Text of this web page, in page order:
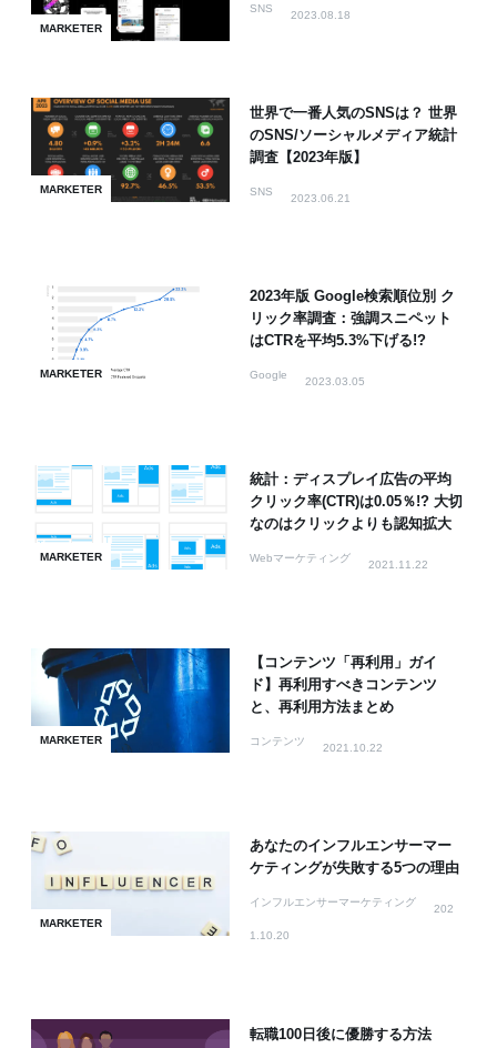
MARKETER
SNS
2023.08.18
MARKETER
世界で一番人気のSNSは？ 世界
のSNS/ソーシャルメディア統計
調査【2023年版】
SNS
2023.06.21
MARKETER
2023年版 Google検索順位別 ク
リック率調査：強調スニペット
はCTRを平均5.3%下げる!?
Google
2023.03.05
MARKETER
統計：ディスプレイ広告の平均
クリック率(CTR)は0.05％!? 大切
なのはクリックよりも認知拡大
Webマーケティング
2021.11.22
MARKETER
【コンテンツ「再利用」ガイ
ド】再利用すべきコンテンツ
と、再利用方法まとめ
コンテンツ
2021.10.22
MARKETER
あなたのインフルエンサーマー
ケティングが失敗する5つの理由
インフルエンサーマーケティング
202
1.10.20
転職100日後に優勝する方法